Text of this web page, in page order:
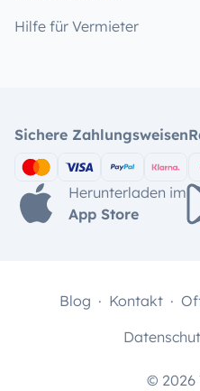
Hilfe für Vermieter
Sichere Zahlungsweisen
Herunterladen im
App Store
© 2026
Blog Kontakt